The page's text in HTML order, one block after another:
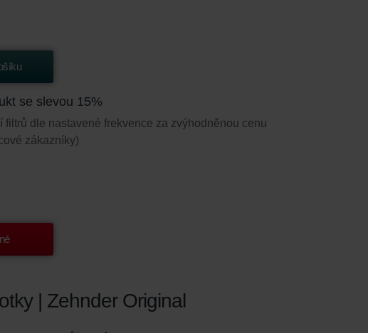
se slevou 15%
filtrů dle nastavené frekvence za zvýhodněnou cenu
zákazníky)
| Zehnder Original